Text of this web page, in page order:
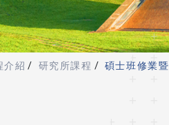
介紹 研究所課程 碩士班修業